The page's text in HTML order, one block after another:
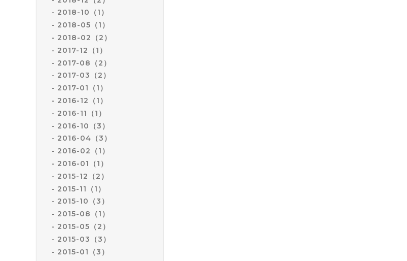
2018-10（1）
2018-05（1）
2018-02（2）
2017-12（1）
2017-08（2）
2017-03（2）
2017-01（1）
2016-12（1）
2016-11（1）
2016-10（3）
2016-04（3）
2016-02（1）
2016-01（1）
2015-12（2）
2015-11（1）
2015-10（3）
2015-08（1）
2015-05（2）
2015-03（3）
2015-01（3）